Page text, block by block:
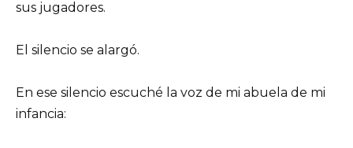
sus jugadores.
El silencio se alargó.
En ese silencio escuché la voz de mi abuela de mi
infancia: